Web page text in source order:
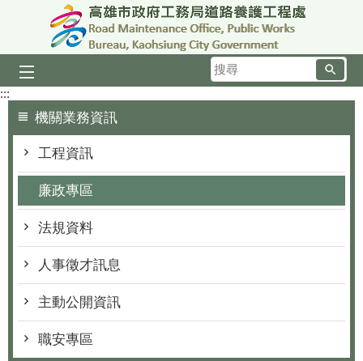
跳到主要內容區塊
搜
尋
:::
機關業務資訊
工程資訊
廉政專區
法規資料
人事徵才訊息
主動公開資訊
職安專區